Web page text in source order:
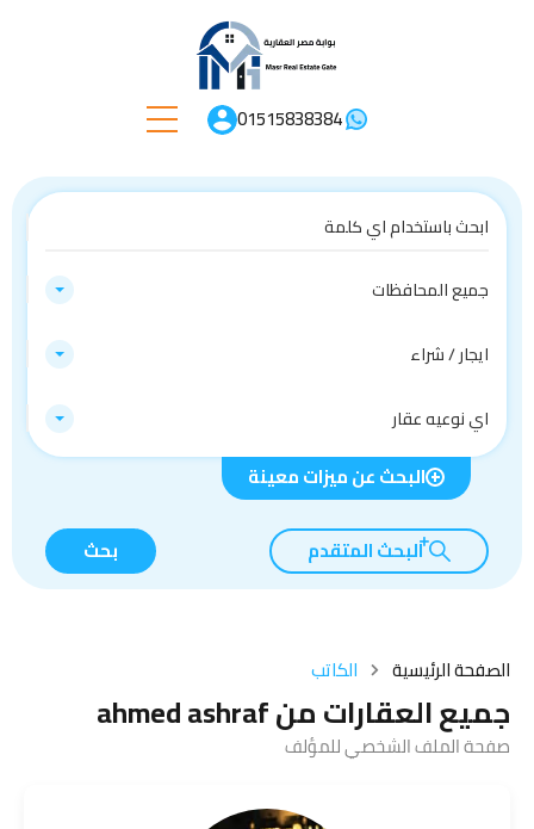
01515838384
جميع المحافظات
ايجار / شراء
اي نوعيه عقار
البحث عن ميزات معينة
البحث المتقدم بحث
الصفحة الرئيسية الكاتب
جميع العقارات من ahmed ashraf
صفحة الملف الشخصي للمؤلف